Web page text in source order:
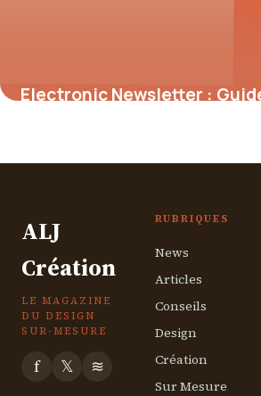
Electronic Newsletter :
ALJ
Création
LE MAGAZINE
DU DESIGN
SUR-MESURE
f 𝕏 ≋
RUBRIQUES
News
Articles
Conseils
Design
Création
Sur Mesure